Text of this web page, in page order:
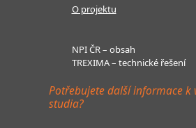
O projektu
NPI ČR – obsah
TREXIMA – technické řešení
Potřebujete další informace k
studia?